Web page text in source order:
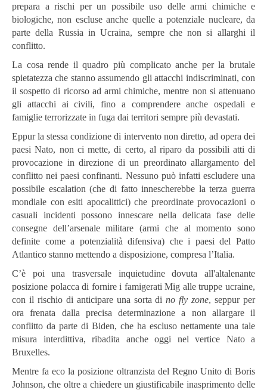
prepara a rischi per un possibile uso delle armi chimiche e
biologiche, non escluse anche quelle a potenziale nucleare, da
parte della Russia in Ucraina, sempre che non si allarghi il
conflitto.
La cosa rende il quadro più complicato anche per la brutale
spietatezza che stanno assumendo gli attacchi indiscriminati, con
il sospetto di ricorso ad armi chimiche, mentre non si attenuano
gli attacchi ai civili, fino a comprendere anche ospedali e
famiglie terrorizzate in fuga dai territori sempre più devastati.
Eppur la stessa condizione di intervento non diretto, ad opera dei
paesi Nato, non ci mette, di certo, al riparo da possibili atti di
provocazione in direzione di un preordinato allargamento del
conflitto nei paesi confinanti. Nessuno può infatti escludere una
possibile escalation (che di fatto innescherebbe la terza guerra
mondiale con esiti apocalittici) che preordinate provocazioni o
casuali incidenti possono innescare nella delicata fase delle
consegne dell’arsenale militare (armi che al momento sono
definite come a potenzialità difensiva) che i paesi del Patto
Atlantico stanno mettendo a disposizione, compresa l’Italia.
C’è poi una trasversale inquietudine dovuta all'altalenante
posizione polacca di fornire i famigerati Mig alle truppe ucraine,
con il rischio di anticipare una sorta dino fly zone, seppur per
ora frenata dalla precisa determinazione a non allargare il
conflitto da parte di Biden, che ha escluso nettamente una tale
misura interdittiva, ribadita anche oggi nel vertice Nato a
Bruxelles.
Mentre fa eco la posizione oltranzista del Regno Unito di Boris
Johnson, che oltre a chiedere un giustificabile inasprimento delle